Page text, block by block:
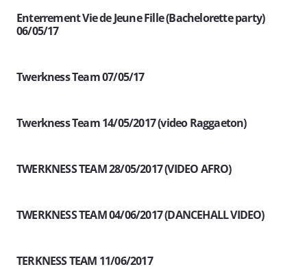
Enterrement Vie de Jeune Fille (Bachelorette party)
06/05/17
Twerkness Team 07/05/17
Twerkness Team 14/05/2017 (video Raggaeton)
TWERKNESS TEAM 28/05/2017 (VIDEO AFRO)
TWERKNESS TEAM 04/06/2017 (DANCEHALL VIDEO)
TERKNESS TEAM 11/06/2017